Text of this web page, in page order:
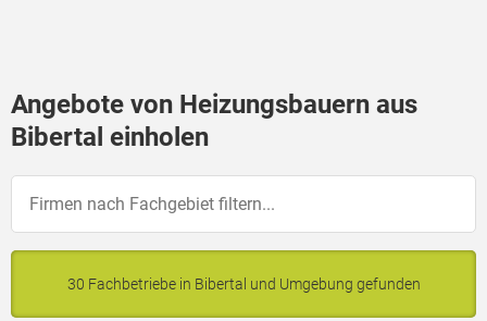
Angebote von Heizungsbauern aus
Bibertal einholen
30 Fachbetriebe in Bibertal und Umgebung gefunden